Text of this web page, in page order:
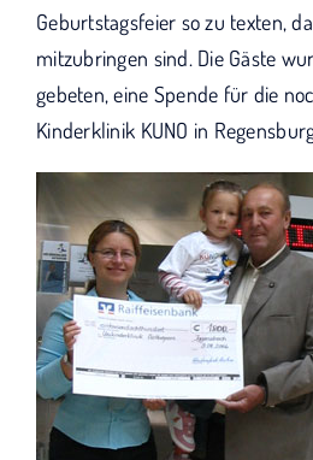
Geburtstagsfeier so zu texten,
mitzubringen sind. Die Gäste
gebeten, eine Spende für die
Kinderklinik KUNO in